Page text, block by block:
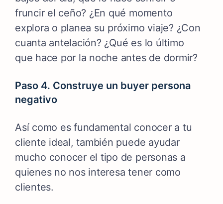
fruncir el ceño? ¿En qué momento
explora o planea su próximo viaje? ¿Con
cuanta antelación? ¿Qué es lo último
que hace por la noche antes de dormir?
Paso 4. Construye un buyer persona
negativo
Así como es fundamental conocer a tu
cliente ideal, también puede ayudar
mucho conocer el tipo de personas a
quienes no nos interesa tener como
clientes.